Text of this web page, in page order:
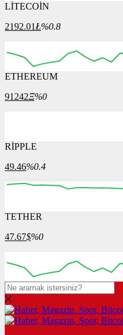
LİTECOİN
2192.01Ł%0.8
ETHEREUM
91242Ξ%0
RİPPLE
49.46%0.4
TETHER
47.67$%0